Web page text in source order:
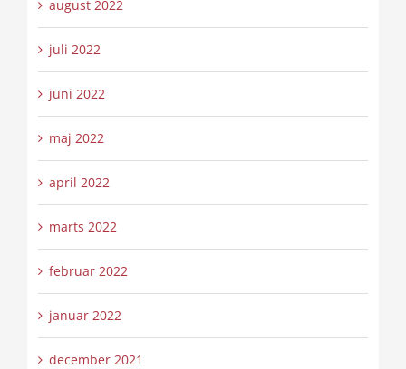
august 2022
juli 2022
juni 2022
maj 2022
april 2022
marts 2022
februar 2022
januar 2022
december 2021